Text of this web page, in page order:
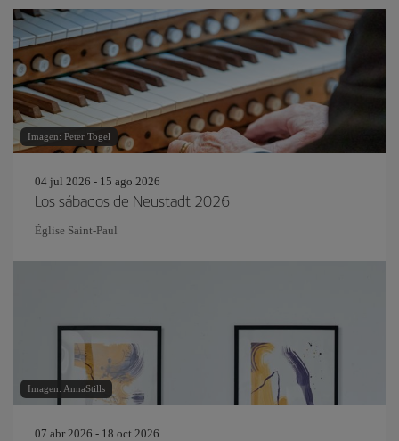
Imagen: Peter Togel
04 jul 2026 - 15 ago 2026
Los sábados de Neustadt 2026
Église Saint-Paul
Imagen: AnnaStills
07 abr 2026 - 18 oct 2026